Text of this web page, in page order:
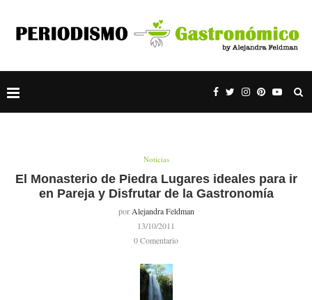
Noticias
El Monasterio de Piedra Lugares ideales para ir
en Pareja y Disfrutar de la Gastronomía
por Alejandra Feldman
13/10/2011
0 Comentario